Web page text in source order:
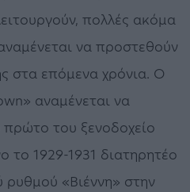
πολλές ακόμα
να προστεθούν
στα επόμενα χρόνια. Ο
αναμένεται να
πρώτο του ξενοδοχείο
το 1929-1931 διατηρητέο
ρυθμού «Βιέννη» στην